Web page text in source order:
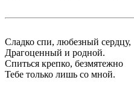
Сладко спи, любезный сердцу,
Драгоценный и родной.
Спиться крепко, безмятежно
Тебе только лишь со мной.